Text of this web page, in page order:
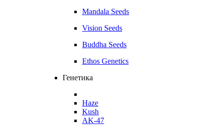
Mandala Seeds
Vision Seeds
Buddha Seeds
Ethos Genetics
Генетика
Haze
Kush
AK-47